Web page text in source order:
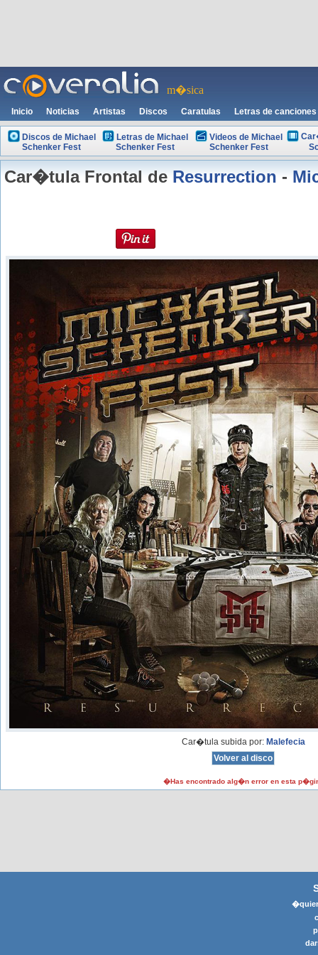
m�sica
Inicio Noticias Artistas Discos Caratulas Letras de canciones
Discos de Michael
Schenker Fest
Letras de Michael
Schenker Fest
Videos de Michael
Schenker Fest
Car�tula Frontal de Resurrection -
Car�tula subida por: Malefecia
�Has encontrado alg�n error en esta